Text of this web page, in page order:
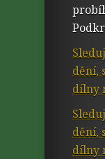
dění,
dílny
dění,
dílny